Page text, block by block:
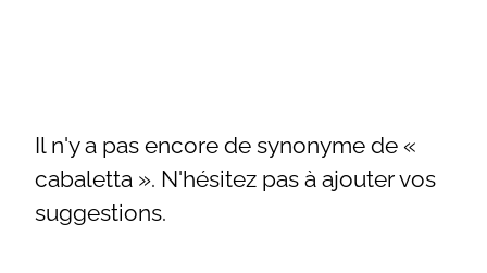
Il n'y a pas encore de synonyme de «
cabaletta ». N'hésitez pas à ajouter vos
suggestions.